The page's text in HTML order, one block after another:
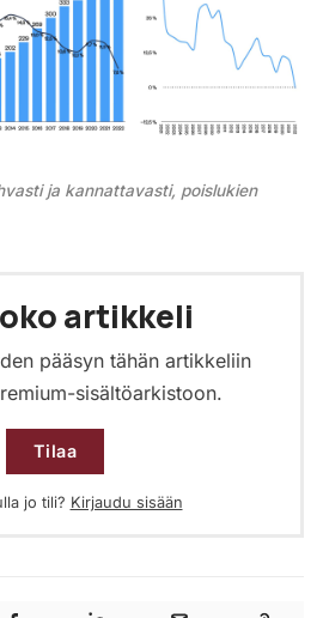
ja kannattavasti, poislukien
artikkeli
pääsyn tähän artikkeliin
sisältöarkistoon.
Tilaa
jo tili? Kirjaudu sisään